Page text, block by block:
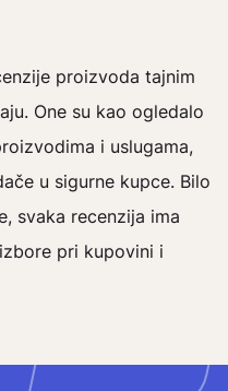
proizvoda tajnim
One su kao ogledalo
i uslugama,
u sigurne kupce. Bilo
svaka recenzija ima
pri kupovini i